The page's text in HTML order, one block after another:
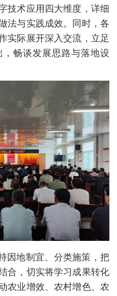
技术应用四大维度，详细
法与实践成效。同时，各
实际展开深入交流，立足
畅谈发展思路与落地设
因地制宜、分类施策，把
合，切实将学习成果转化
农业增效、农村增色、农